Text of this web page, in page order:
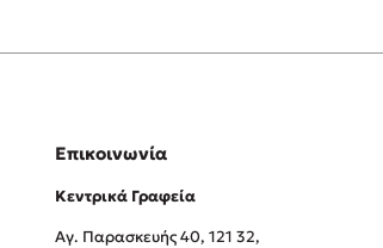
Επικοινωνία
Κεντρικά Γραφεία
Αγ. Παρασκευής 40, 121 32,